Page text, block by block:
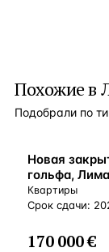
Похожие в
Подобрали по
ВНЖ
Новая
гольфа,
Квартиры
Срок сдачи:
170 000 €